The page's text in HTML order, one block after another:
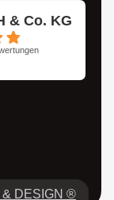
& Co. KG
DESIGN ®